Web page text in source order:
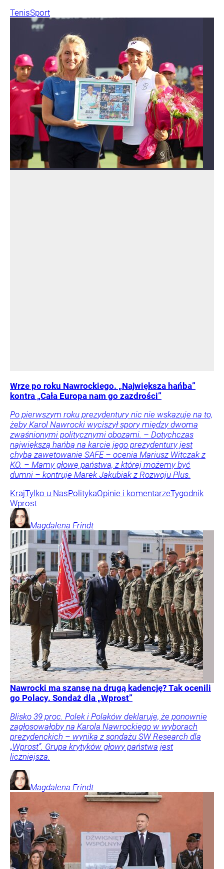
TenisSport
Wrze po roku Nawrockiego. „Największa hańba”
kontra „Cała Europa nam go zazdrości”
Po pierwszym roku prezydentury nic nie wskazuje na to,
żeby Karol Nawrocki wyciszył spory między dwoma
zwaśnionymi politycznymi obozami. – Dotychczas
największą hańbą na karcie jego prezydentury jest
chyba zawetowanie SAFE – ocenia Mariusz Witczak z
KO. – Mamy głowę państwa, z której możemy być
dumni – kontruje Marek Jakubiak z Rozwoju Plus.
KrajTylko u NasPolitykaOpinie i komentarzeTygodnik
Wprost
Magdalena Frindt
Nawrocki ma szansę na drugą kadencję? Tak ocenili
go Polacy. Sondaż dla „Wprost”
Blisko 39 proc. Polek i Polaków deklaruje, że ponownie
zagłosowałoby na Karola Nawrockiego w wyborach
prezydenckich – wynika z sondażu SW Research dla
„Wprost”. Grupa krytyków głowy państwa jest
liczniejsza.
Magdalena Frindt